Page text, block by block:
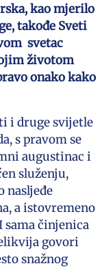
kao mjerilo
takođe Sveti
svetac
životom
onako kako
i druge svijetle
s pravom se
augustinac i
služenju,
nasljeđe
a istovremeno
sama činjenica
govori
snažnog